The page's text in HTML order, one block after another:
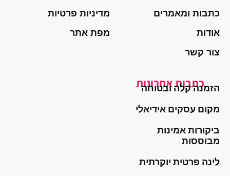
כתבות ומאמרים
אודות
צור קשר
מדיניות פרטיות
מפת אתר
כתבות אחרונות
הזמנה קלה ובטוחה
מקום עסקים אידיאלי
ביקורות אמינות
מבוססות
לינה פרטית יוקרתית